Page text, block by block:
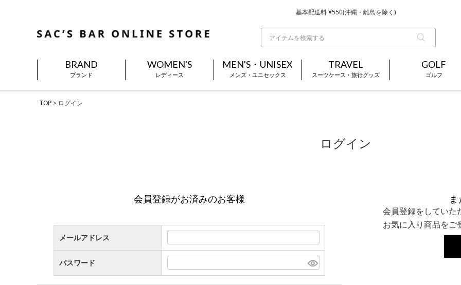
基本配送料 ¥550(沖縄・離島を除く)
BRAND
ブランド
WOMEN'S
レディース
MEN'S・UNISEX
メンズ・ユニセックス
TRAVEL
スーツケース・旅行グッズ
GOLF
ゴルフ
TOP ログイン
ログイン
会員登録がお済みのお客様
メールアドレス
パスワード
会員登録をしていた
お気に入り商品をご